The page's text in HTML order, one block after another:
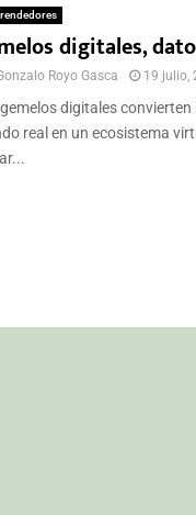
digitales,
Royo Gasca 19 julio,
digitales
real en un ecosistema